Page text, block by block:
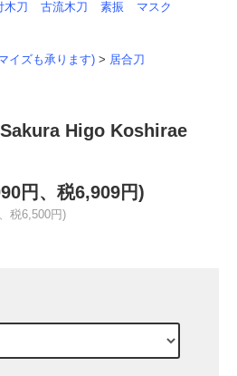
木刀 古流木刀 素振 マスク
ズも承ります) > 居合刀
Higo Koshirae
円、税6,909円)
税6,500円)